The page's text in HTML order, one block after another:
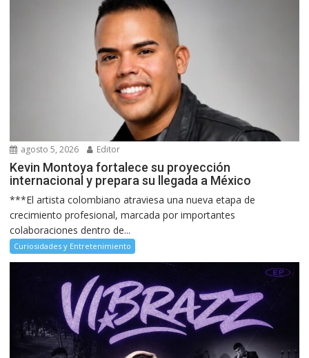
agosto 5, 2026 Editor
Kevin Montoya fortalece su proyección
internacional y prepara su llegada a México
***El artista colombiano atraviesa una nueva etapa de
crecimiento profesional, marcada por importantes
colaboraciones dentro de...
Curiosidades y Entretenimiento